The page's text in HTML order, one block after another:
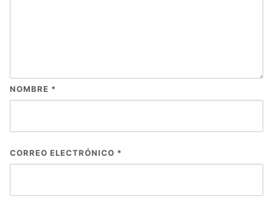
NOMBRE *
CORREO ELECTRÓNICO *